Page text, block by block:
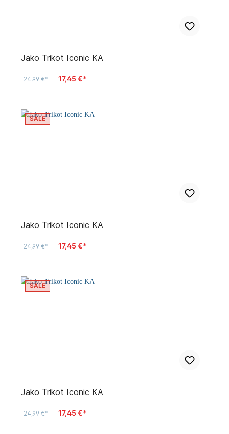
Jako Trikot Iconic KA
24,99 €* 17,45 €*
SALE
Jako Trikot Iconic KA
24,99 €* 17,45 €*
SALE
Jako Trikot Iconic KA
24,99 €* 17,45 €*